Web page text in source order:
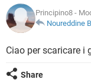
TIKTOK
HARDWARE
INSTAGRAM
TIKTOK
HARDWARE
INTRATTENIMENTO
iOS
INSTAGRAM
COVID-19
INTRATTENIMENTO
iOS
INSTAGRAM
GLOSSARIO
COVID-19
Principino8 -
Noureddine
Ciao per scaricare i
Share